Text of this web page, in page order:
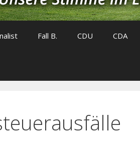
Fall B. CDU CDA